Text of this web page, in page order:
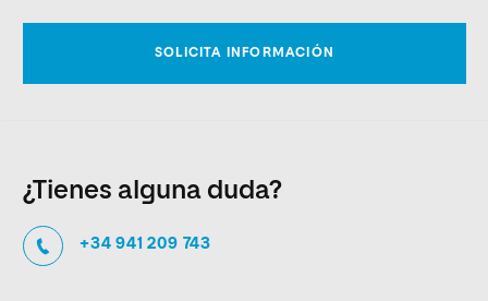
¿Tienes alguna duda?
+34 941 209 743